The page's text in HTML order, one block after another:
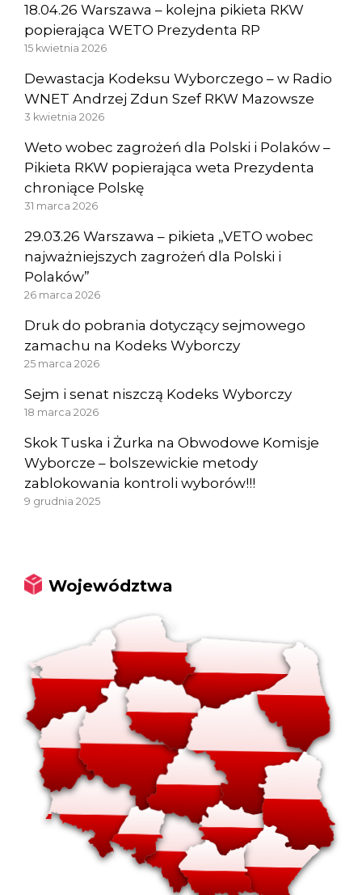
18.04.26 Warszawa – kolejna pikieta RKW
popierająca WETO Prezydenta RP
15 kwietnia 2026
Dewastacja Kodeksu Wyborczego – w Radio
WNET Andrzej Zdun Szef RKW Mazowsze
3 kwietnia 2026
Weto wobec zagrożeń dla Polski i Polaków –
Pikieta RKW popierająca weta Prezydenta
chroniące Polskę
31 marca 2026
29.03.26 Warszawa – pikieta „VETO wobec
najważniejszych zagrożeń dla Polski i
Polaków”
26 marca 2026
Druk do pobrania dotyczący sejmowego
zamachu na Kodeks Wyborczy
25 marca 2026
Sejm i senat niszczą Kodeks Wyborczy
18 marca 2026
Skok Tuska i Żurka na Obwodowe Komisje
Wyborcze – bolszewickie metody
zablokowania kontroli wyborów!!!
9 grudnia 2025
Województwa